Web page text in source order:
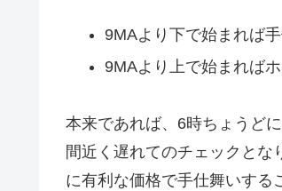
9MAより下で始まれば
9MAより上で始まれば
本来であれば、6時ちょうど
間近く遅れてのチェックと
に有利な価格で手仕舞いする